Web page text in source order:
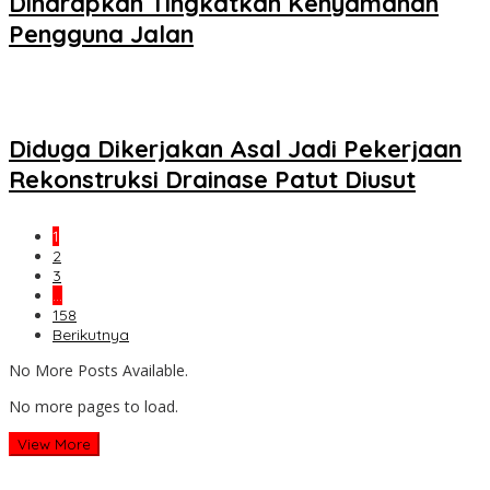
Pengguna Jalan
Diduga Dikerjakan Asal Jadi Pekerjaan
Rekonstruksi Drainase Patut Diusut
1
2
3
…
158
Berikutnya
No More Posts Available.
No more pages to load.
View More